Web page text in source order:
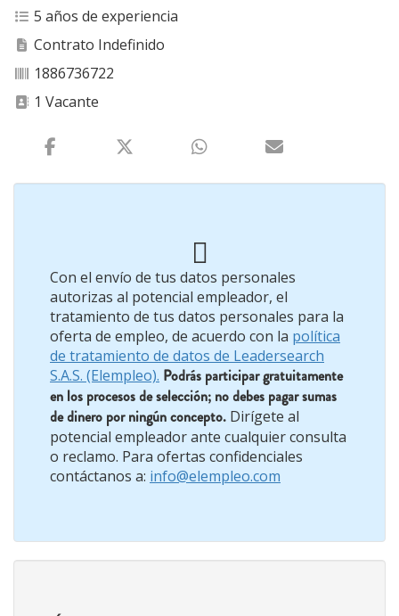
5 años de experiencia
Contrato Indefinido
1886736722
1 Vacante
Con el envío de tus datos personales
autorizas al potencial empleador, el
tratamiento de tus datos personales para la
oferta de empleo, de acuerdo con la política
de tratamiento de datos de Leadersearch
S.A.S. (Elempleo). Podrás participar gratuitamente
en los procesos de selección; no debes pagar sumas
de dinero por ningún concepto. Dirígete al
potencial empleador ante cualquier consulta
o reclamo. Para ofertas confidenciales
contáctanos a: info@elempleo.com